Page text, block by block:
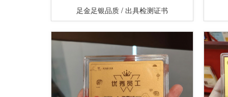
足金足银品质 / 出具检测证书